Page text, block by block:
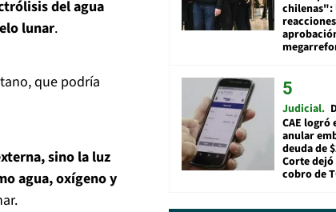
del agua
lunar.
que podría
sino la luz
agua, oxígeno y
chilenas":
Judicial
CAE logró
anular
deuda de
Corte
cobro de